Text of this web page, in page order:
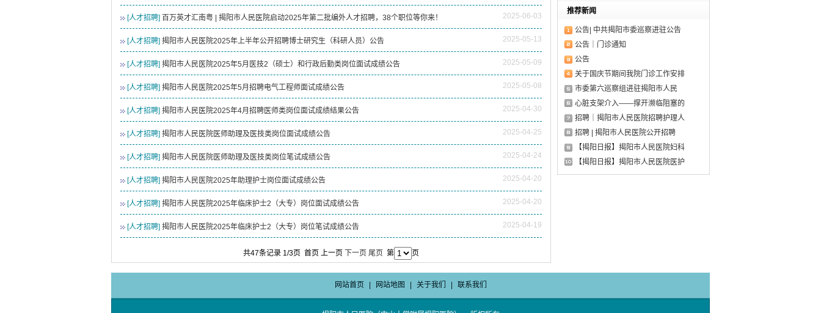
[人才招聘] 百万英才汇南粤 | 揭阳市人民医院启动2025年第二批编外人才招聘，38个职位等你来！ 2025-06-03
[人才招聘] 揭阳市人民医院2025年上半年公开招聘博士研究生（科研人员）公告 2025-05-13
[人才招聘] 揭阳市人民医院2025年5月医技2（硕士）和行政后勤类岗位面试成绩公告 2025-05-09
[人才招聘] 揭阳市人民医院2025年5月招聘电气工程师面试成绩公告 2025-05-08
[人才招聘] 揭阳市人民医院2025年4月招聘医师类岗位面试成绩结果公告 2025-04-30
[人才招聘] 揭阳市人民医院医师助理及医技类岗位面试成绩公告 2025-04-25
[人才招聘] 揭阳市人民医院医师助理及医技类岗位笔试成绩公告 2025-04-24
[人才招聘] 揭阳市人民医院2025年助理护士岗位面试成绩公告 2025-04-20
[人才招聘] 揭阳市人民医院2025年临床护士2（大专）岗位面试成绩公告 2025-04-20
[人才招聘] 揭阳市人民医院2025年临床护士2（大专）岗位笔试成绩公告 2025-04-19
共47条记录 1/3页 首页 上一页 下一页 尾页 第 页
率先开展血浆置换技
推荐新闻
公告| 中共揭阳市委巡察进驻公告
公告｜门诊通知
公告
关于国庆节期间我院门诊工作安排
市委第六巡察组进驻揭阳市人民
心脏支架介入——撑开濒临阻塞的
招聘｜揭阳市人民医院招聘护理人
招聘 | 揭阳市人民医院公开招聘
【揭阳日报】揭阳市人民医院妇科
【揭阳日报】揭阳市人民医院医护
网站首页 网站地图 关于我们 联系我们